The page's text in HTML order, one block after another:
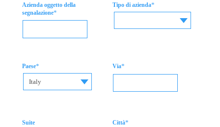
Azienda oggetto della
segnalazione*
Tipo di azienda*
Paese*
Italy
Via*
Suite Città*